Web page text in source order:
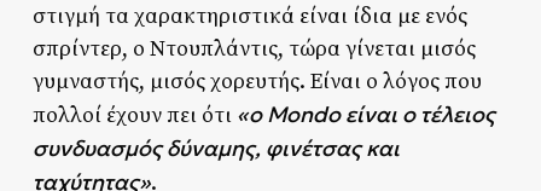
στιγμή τα χαρακτηριστικά είναι ίδια με ενός
σπρίντερ, ο Ντουπλάντις, τώρα γίνεται μισός
γυμναστής, μισός χορευτής. Είναι ο λόγος που
πολλοί έχουν πει ότι«ο Mondo είναι ο τέλειος
συνδυασμός δύναμης, φινέτσας και
ταχύτητας».